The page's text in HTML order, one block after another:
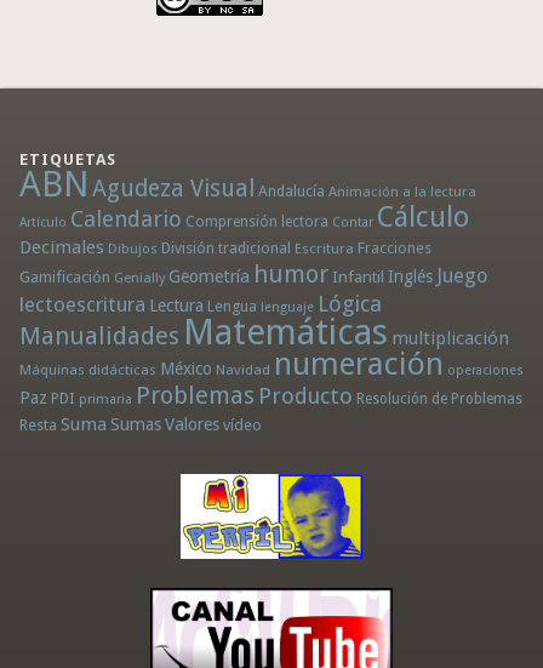
ETIQUETAS
ABN Agudeza Visual Andalucía Animación a la lectura
Artículo Calendario Comprensión lectora Contar Cálculo
Decimales Dibujos División tradicional Escritura Fracciones
Gamificación Genially Geometría humor Infantil Inglés Juego
lectoescritura Lectura Lengua lenguaje Lógica
Manualidades Matemáticas multiplicación
Máquinas didácticas México Navidad numeración operaciones
Paz PDI primaria Problemas Producto Resolución de Problemas
Resta Suma Sumas Valores vídeo